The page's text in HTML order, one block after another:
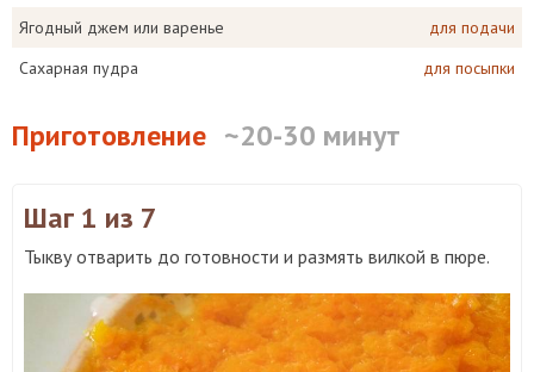
Ягодный джем или варенье
для подачи
Сахарная пудра
для посыпки
Приготовление ~20-30 минут
Шаг 1 из 7
Тыкву отварить до готовности и размять вилкой в пюре.